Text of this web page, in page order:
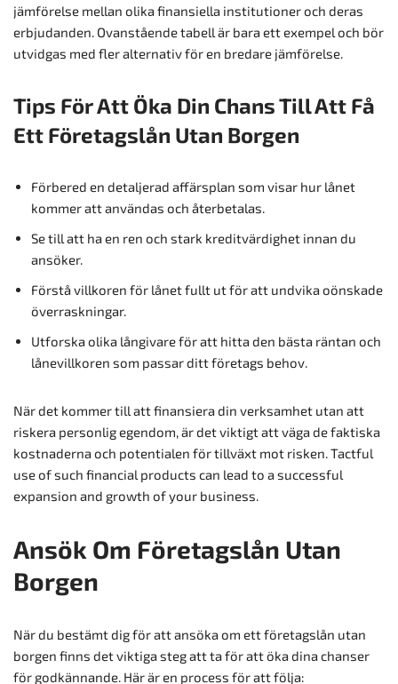
jämförelse mellan olika finansiella institutioner och deras
erbjudanden. Ovanstående tabell är bara ett exempel och bör
utvidgas med fler alternativ för en bredare jämförelse.
Tips För Att Öka Din Chans Till Att Få
Ett Företagslån Utan Borgen
Förbered en detaljerad affärsplan som visar hur lånet
kommer att användas och återbetalas.
Se till att ha en ren och stark kreditvärdighet innan du
ansöker.
Förstå villkoren för lånet fullt ut för att undvika oönskade
överraskningar.
Utforska olika långivare för att hitta den bästa räntan och
lånevillkoren som passar ditt företags behov.
När det kommer till att finansiera din verksamhet utan att
riskera personlig egendom, är det viktigt att väga de faktiska
kostnaderna och potentialen för tillväxt mot risken. Tactful
use of such financial products can lead to a successful
expansion and growth of your business.
Ansök Om Företagslån Utan
Borgen
När du bestämt dig för att ansöka om ett företagslån utan
borgen finns det viktiga steg att ta för att öka dina chanser
för godkännande. Här är en process för att följa: